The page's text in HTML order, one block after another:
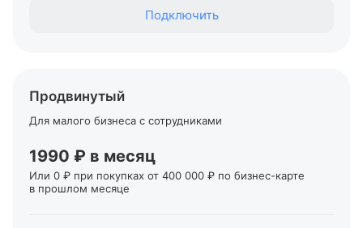
Переводы ИП и юрлицам в Т‑Банке
Бесплатно
От 49 ₽
Первые два месяца обслуживания — 0 ₽
Подключить
Продвинутый
Для малого бизнеса с сотрудниками
1990 ₽ в месяц
Или 0 ₽ при покупках от 400 000 ₽ по бизнес-карте
в прошлом месяце